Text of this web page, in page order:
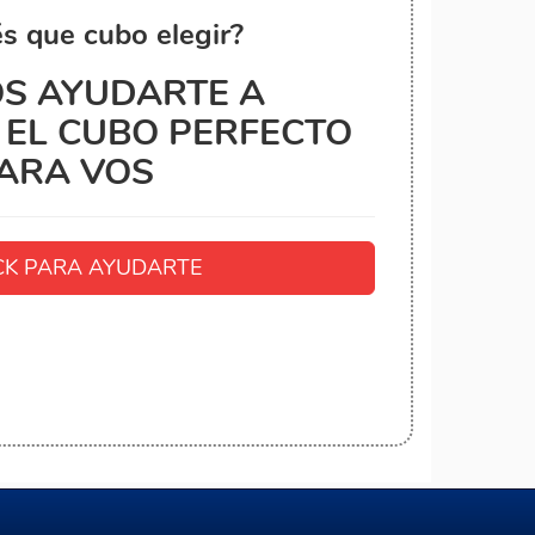
que cubo elegir?
AYUDARTE A
CUBO PERFECTO
VOS
PARA AYUDARTE